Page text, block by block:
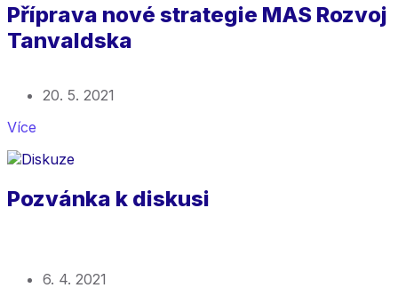
Příprava nové strategie MAS Rozvoj
Tanvaldska
20. 5. 2021
Více
Pozvánka k diskusi
6. 4. 2021